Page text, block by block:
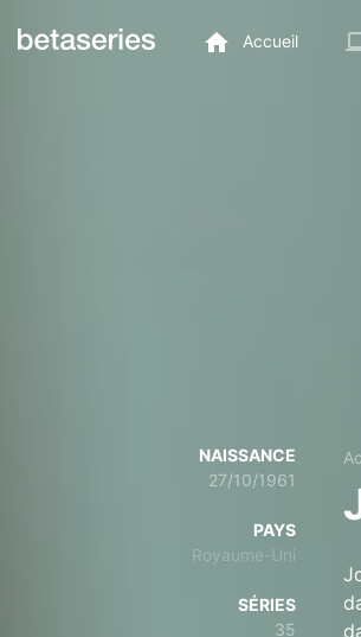
Accueil
NAISSANCE
27/10/1961
PAYS
Royaume-Uni
SÉRIES
35